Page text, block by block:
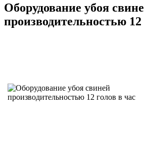
Оборудование убоя
производительностью 12